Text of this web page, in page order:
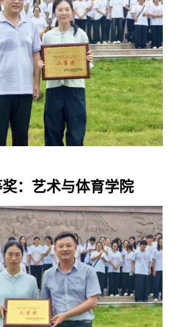
：艺术与体育学院